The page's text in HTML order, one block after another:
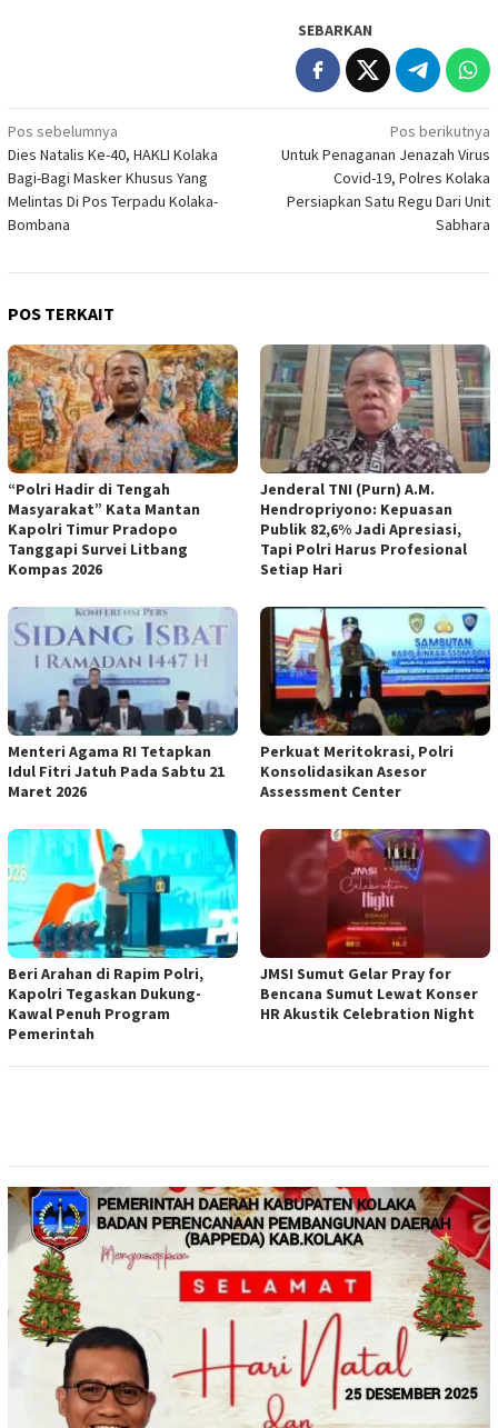
SEBARKAN
Navigasi
pos
Pos sebelumnya
Dies Natalis Ke-40, HAKLI Kolaka
Bagi-Bagi Masker Khusus Yang
Melintas Di Pos Terpadu Kolaka-
Bombana
Pos berikutnya
Untuk Penaganan Jenazah Virus
Covid-19, Polres Kolaka
Persiapkan Satu Regu Dari Unit
Sabhara
POS TERKAIT
“Polri Hadir di Tengah
Masyarakat” Kata Mantan
Kapolri Timur Pradopo
Tanggapi Survei Litbang
Kompas 2026
Jenderal TNI (Purn) A.M.
Hendropriyono: Kepuasan
Publik 82,6% Jadi Apresiasi,
Tapi Polri Harus Profesional
Setiap Hari
Menteri Agama RI Tetapkan
Idul Fitri Jatuh Pada Sabtu 21
Maret 2026
Perkuat Meritokrasi, Polri
Konsolidasikan Asesor
Assessment Center
Beri Arahan di Rapim Polri,
Kapolri Tegaskan Dukung-
Kawal Penuh Program
Pemerintah
JMSI Sumut Gelar Pray for
Bencana Sumut Lewat Konser
HR Akustik Celebration Night